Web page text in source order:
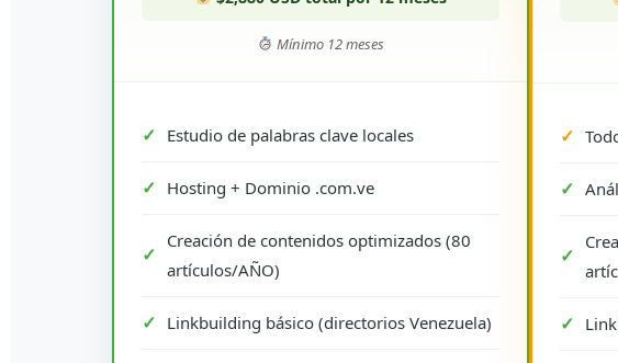
Mínimo 12 meses
Estudio de palabras clave locales
Hosting + Dominio .com.ve
Creación de contenidos optimizados (80
artículos/AÑO)
Linkbuilding básico (directorios Venezuela)